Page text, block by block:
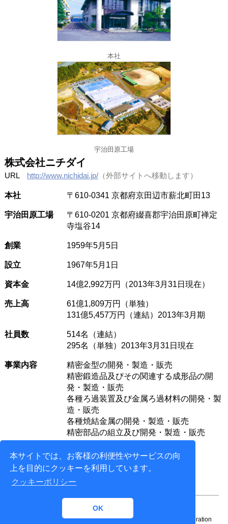
本サイトでは、お客様の利便性やサービスの向
上を目的にクッキーを利用しています。
クッキーポリシー
OK
本社
宇治田原工場
株式会社ニチダイ
URL http://www.nichidai.jp/（外部サイトへ移動します）
本社 〒610-0341 京都府京田辺市薪北町田13
宇治田原工場
〒610-0201 京都府綴喜郡宇治田原町禅定
寺塩谷14
創業 1959年5月5日
設立 1967年5月1日
資本金 14億2,992万円（2013年3月31日現在）
売上高
61億1,809万円（単独）
131億5,457万円（連結）2013年3月期
社員数
514名（連結）
295名（単独）2013年3月31日現在
事業内容
精密金型の開発・製造・販売
精密鍛造品及びその関連する成形品の開
発・製造・販売
各種ろ過装置及び金属ろ過材料の開発・製
造・販売
各種焼結金属の開発・製造・販売
精密部品の組立及び開発・製造・販売
2026 NTT DATA ENGINEERING SYSTEMS Corporation